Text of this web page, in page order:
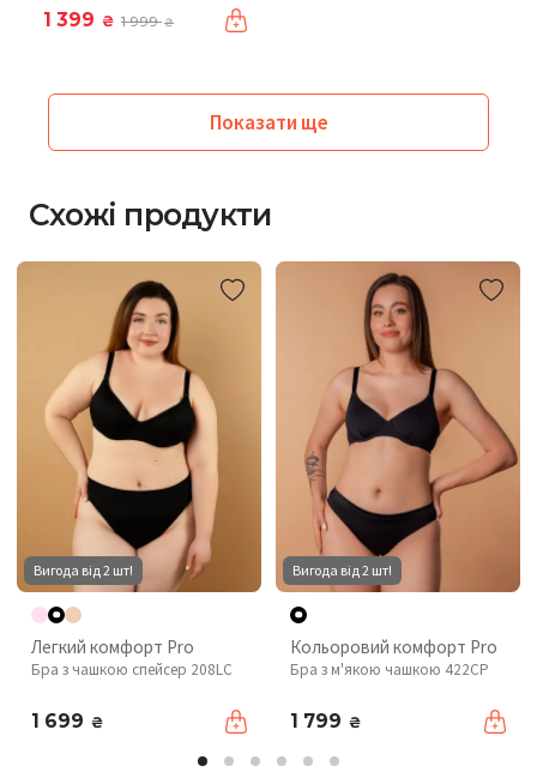
1 399 ₴ 1 999₴
Показати ще
Схожі продукти
Вигода від 2 шт!
Легкий комфорт Pro
Бра з чашкою спейсер 208LC
1 699 ₴
Вигода від 2 шт!
Кольоровий комфорт Pro
Бра з м'якою чашкою 422CP
1 799 ₴